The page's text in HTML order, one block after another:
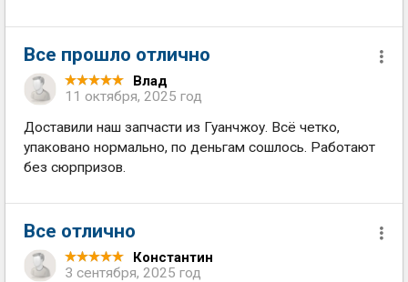
Все прошло отлично
Влад
11 октября, 2025 год
Доставили наш запчасти из Гуанчжоу. Всё четко,
упаковано нормально, по деньгам сошлось. Работают
без сюрпризов.
Все отлично
Константин
3 сентября, 2025 год